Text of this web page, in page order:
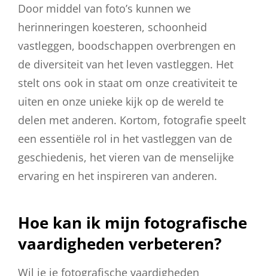
Door middel van foto’s kunnen we
herinneringen koesteren, schoonheid
vastleggen, boodschappen overbrengen en
de diversiteit van het leven vastleggen. Het
stelt ons ook in staat om onze creativiteit te
uiten en onze unieke kijk op de wereld te
delen met anderen. Kortom, fotografie speelt
een essentiële rol in het vastleggen van de
geschiedenis, het vieren van de menselijke
ervaring en het inspireren van anderen.
Hoe kan ik mijn fotografische
vaardigheden verbeteren?
Wil je je fotografische vaardigheden